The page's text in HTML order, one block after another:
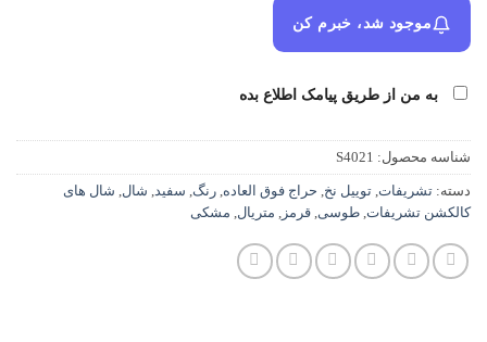
موجود شد، خبرم کن
به من از طریق پیامک اطلاع بده
شناسه محصول: S4021
دسته: تشریفات, توییل نخ, حراج فوق العاده, رنگ, سفید, شال, شال های
کالکشن تشریفات, طوسی, قرمز , متریال, مشکی